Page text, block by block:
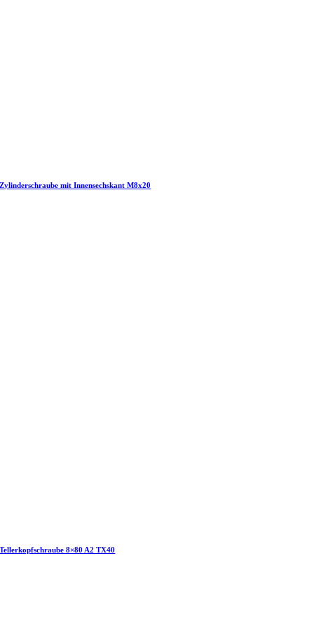
Zylinderschraube mit Innensechskant M8x20
Tellerkopfschraube 8×80 A2 TX40